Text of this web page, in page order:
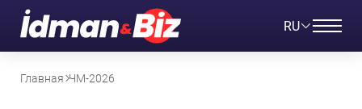
RU
Главная ЧМ-2026